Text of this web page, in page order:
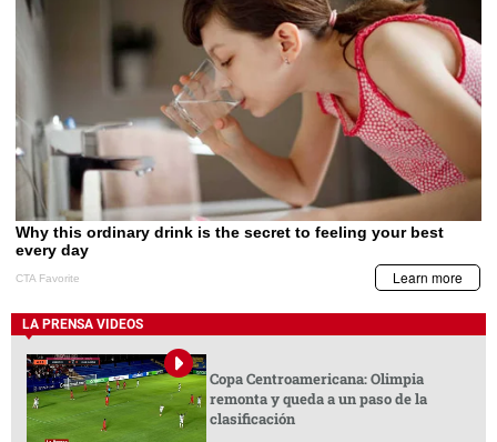
LA PRENSA VIDEOS
Copa Centroamericana: Olimpia
remonta y queda a un paso de la
clasificación